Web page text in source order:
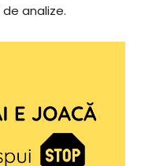
analize.